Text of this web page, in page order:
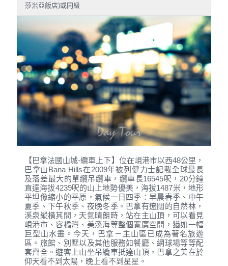
莎米亞飯店)或同級
【巴拿法國山城-纜車上下】位在峴港市以西48公里，
巴拿山Bana Hills在2009年被列健力士記載全球最長
及落差最大的單纜吊纜車，纜車長16545呎，20分鐘
直達海拔4239呎的山上地勢優美，海拔1487米，地形
平坦像縮小的平原，氣候一日四季：早晨春季、中午
夏季、下午秋季、夜晚冬季。巴拿有遼闊的自然林，
溪泉縱橫其間，天氣晴朗時，站在主山頂，可以看見
峴港市、容橘灣、美溪海等整個寬廣空間，猶如一幅
巨型山水畫。今天，巴拿－主山區已成為著名旅遊
區。旅館、別墅以及其他服務如餐廳、網球場等等配
套齊全。遊客上山坐吊纜車抵達山頂，巴拿之美在於
仰天看不到太陽，晚上看不到星星。